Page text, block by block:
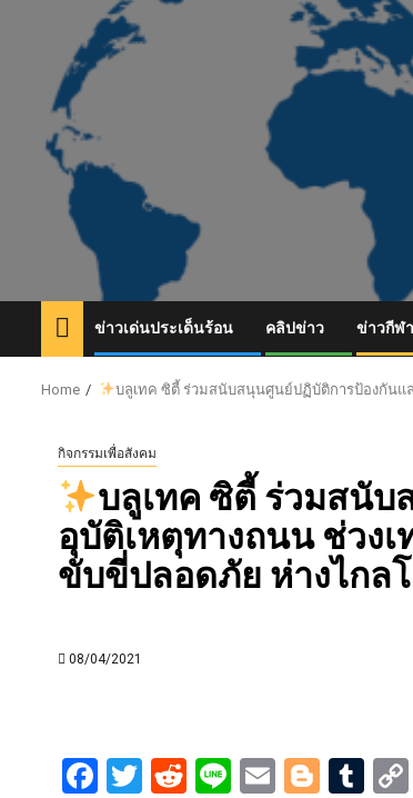
ข่าวเด่นประเด็นร้อน คลิปข่าว ข่าวกีฬา
Home บลูเทค ซิตี้ ร่วมสนับสนุนศูนย์ปฏิบัติการป้องกันแ
กิจกรรมเพื่อสังคม
บลูเทค ซิตี้ ร่วมสนั
อุบัติเหตุทางถนน ช่วง
ขับขี่ปลอดภัย ห่างไกล
08/04/2021
Facebook
Twitter
Reddit
LineEmail